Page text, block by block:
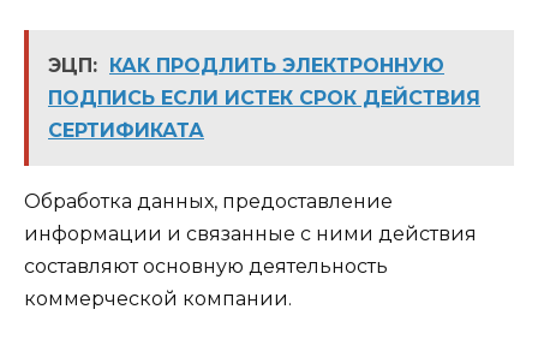
ЭЦП:
КАК ПРОДЛИТЬ ЭЛЕКТРОННУЮ
ПОДПИСЬ ЕСЛИ ИСТЕК СРОК ДЕЙСТВИЯ
СЕРТИФИКАТА
Обработка данных, предоставление
информации и связанные с ними действия
составляют основную деятельность
коммерческой компании.